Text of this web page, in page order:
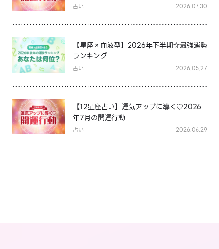
占い 2026.07.30
【星座×血液型】2026年下半期☆最強運勢
ランキング
占い 2026.05.27
【12星座占い】運気アップに導く♡2026
年7月の開運行動
占い 2026.06.29